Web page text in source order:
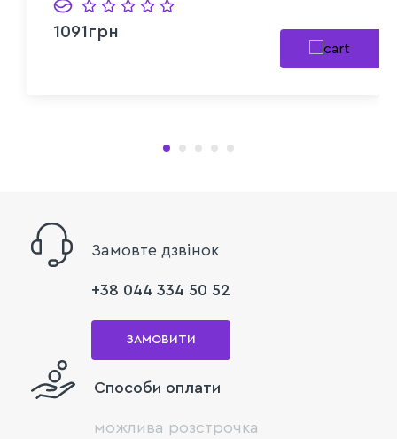
1091грн
Замовте дзвінок
+38 044 334 50 52
ЗАМОВИТИ
Способи оплати
можлива розстрочка